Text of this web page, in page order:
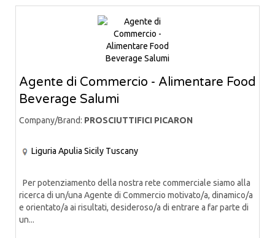
Agente di Commercio - Alimentare Food
Beverage Salumi
Company/Brand: PROSCIUTTIFICI PICARON
Liguria Apulia Sicily Tuscany
Per potenziamento della nostra rete commerciale siamo alla
ricerca di un/una Agente di Commercio motivato/a, dinamico/a
e orientato/a ai risultati, desideroso/a di entrare a far parte di
un...